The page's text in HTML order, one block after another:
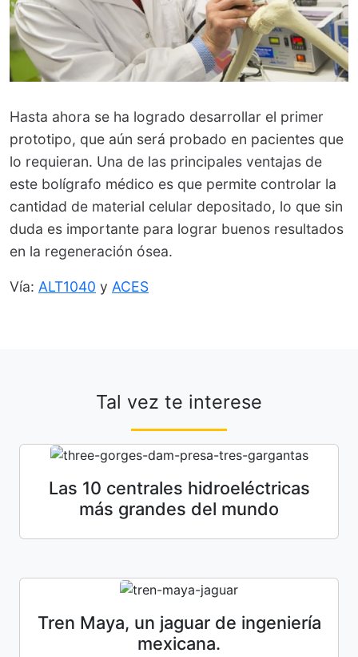
Hasta ahora se ha logrado desarrollar el primer
prototipo, que aún será probado en pacientes que
lo requieran. Una de las principales ventajas de
este bolígrafo médico es que permite controlar la
cantidad de material celular depositado, lo que sin
duda es importante para lograr buenos resultados
en la regeneración ósea.
Vía: ALT1040 y ACES
Tal vez te interese
Las 10 centrales hidroeléctricas
más grandes del mundo
Tren Maya, un jaguar de ingeniería
mexicana.